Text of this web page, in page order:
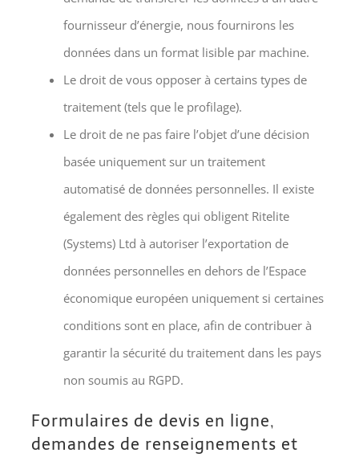
fournisseur d’énergie, nous fournirons les
données dans un format lisible par machine.
Le droit de vous opposer à certains types de
traitement (tels que le profilage).
Le droit de ne pas faire l’objet d’une décision
basée uniquement sur un traitement
automatisé de données personnelles. Il existe
également des règles qui obligent Ritelite
(Systems) Ltd à autoriser l’exportation de
données personnelles en dehors de l’Espace
économique européen uniquement si certaines
conditions sont en place, afin de contribuer à
garantir la sécurité du traitement dans les pays
non soumis au RGPD.
Formulaires de devis en ligne,
demandes de renseignements et